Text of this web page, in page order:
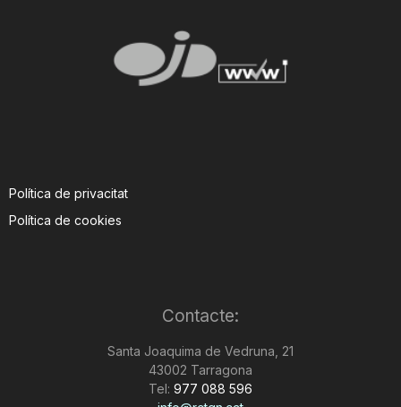
Política de privacitat
Política de cookies
Contacte:
Santa Joaquima de Vedruna, 21
43002 Tarragona
Tel: 977 088 596